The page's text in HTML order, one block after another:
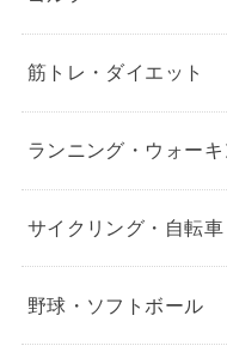
筋トレ・ダイエット
ランニング・ウォーキ
サイクリング・自転車
野球・ソフトボール